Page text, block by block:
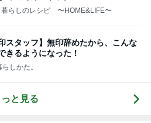
暮らしのレシピ 〜HOME&LIFE〜
スタッフ】無印辞めたから、こんな
きるようになった！
しかた。
と見る